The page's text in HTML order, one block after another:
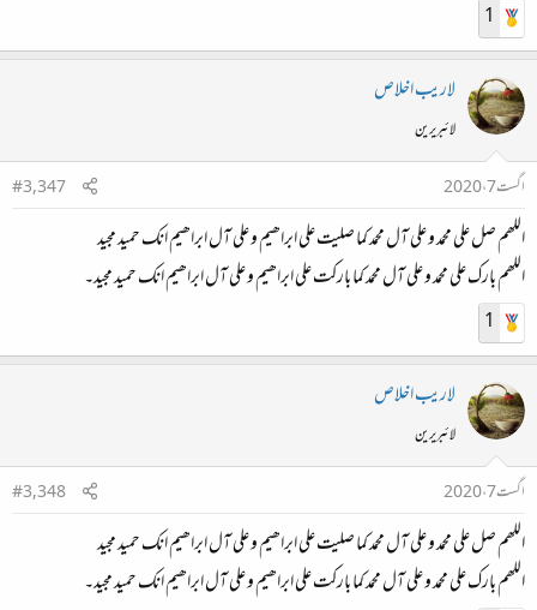
1
لاريب اخلاص
لائبریرین
اگست 7، 2020
#3,347
اللھم صل علی محمد و علی آل محمد کما صلیت علی ابراھیم و علی آل ابراھیم انك حمید مجید
اللھم بارك علی محمد و علی آل محمد کما بارکت علی ابراھیم و علی آل ابراھیم انك حمید مجید۔
1
لاريب اخلاص
لائبریرین
اگست 7، 2020
#3,348
اللھم صل علی محمد و علی آل محمد کما صلیت علی ابراھیم و علی آل ابراھیم انك حمید مجید
اللھم بارك علی محمد و علی آل محمد کما بارکت علی ابراھیم و علی آل ابراھیم انك حمید مجید۔